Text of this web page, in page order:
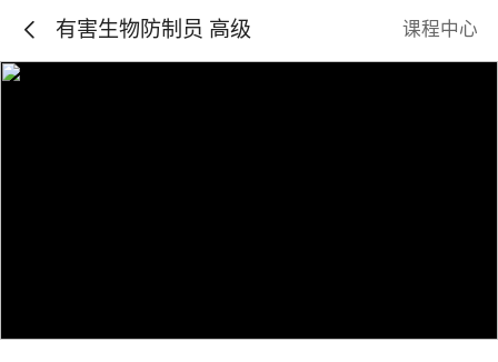
有害生物防制员 高级 课程中心